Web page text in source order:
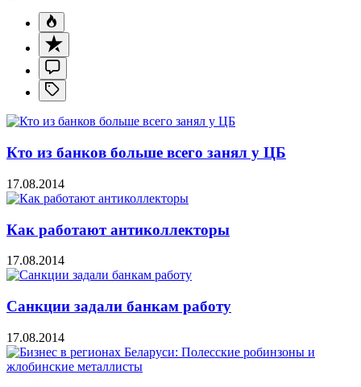
Кто из банков больше всего занял у ЦБ
17.08.2014
Как работают антиколлекторы
17.08.2014
Санкции задали банкам работу
17.08.2014